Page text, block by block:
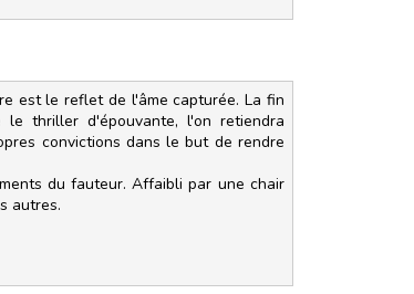
est le reflet de l'âme capturée. La fin
thriller d'épouvante, l'on retiendra
convictions dans le but de rendre
du fauteur. Affaibli par une chair
autres.